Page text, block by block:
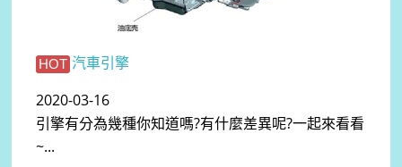
HOT 汽車引擎
2020-03-16
引擎有分為幾種你知道嗎?有什麼差異呢?一起來看看
~...